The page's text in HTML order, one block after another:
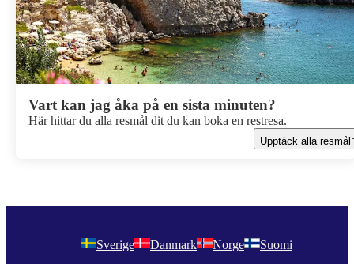
Vart kan jag åka på en sista minuten?
Här hittar du alla resmål dit du kan boka en restresa.
Upptäck alla resmål
Sverige Danmark Norge Suomi